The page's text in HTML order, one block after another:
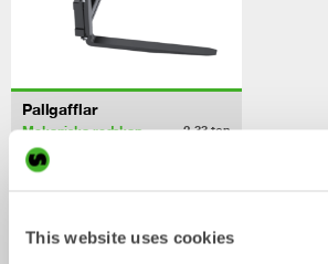
This website uses cookies
Pallgafflar
Mekaniska redskap 2-33ton